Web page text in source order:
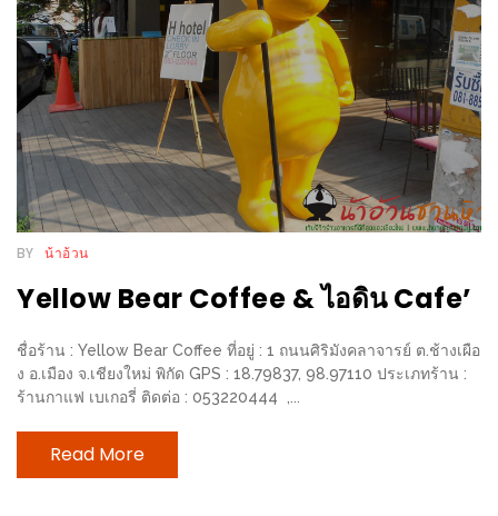
งาน
เดียว
ช้อป
กิน
เที่ยว
พร้อม
โปร
ชั่น
คน
รัก
มากมาย
BY น้าอ้วน
Yellow Bear Coffee & ไอดิน Cafe’
ชื่อร้าน : Yellow Bear Coffee ที่อยู่ : 1 ถนนศิริมังคลาจารย์ ต.ช้างเผือ
ง อ.เมือง จ.เชียงใหม่ พิกัด GPS : 18.79837, 98.97110 ประเภทร้าน :
ร้านกาแฟ เบเกอรี่ ติดต่อ : 053220444 ,...
Read More